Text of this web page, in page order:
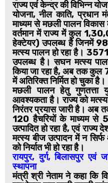
राज्य एवं केन्द्र की विभिन्न
योजना, नील काति, प्रधान
माध्यम से मछली पालन
वर्तमान में राज्य में कुल
हेक्टेयर) उपलब्ध है जिनमें
मत्स्य पालन हो रहा है।
उपलब्ध है। सघन मत्स्य
किया जा रहा है, अब तक कुल
में अतिरिक्त निर्मित हो चुका है।
मछली पालन हेतु
आवश्यकता है। राज्य को
निरंतर प्रयास जारी है। अब
120 हैचरियों के माध्यम से
उत्पादित हो रहा है, एवं राज्य
मत्स्य बीज उत्पादन में न
को निर्यात भी हो रहा है।
रायपुर, दुर्ग, बिलासपुर एवं
स्थापना
मंत्री श्री नेताम ने कहा कि